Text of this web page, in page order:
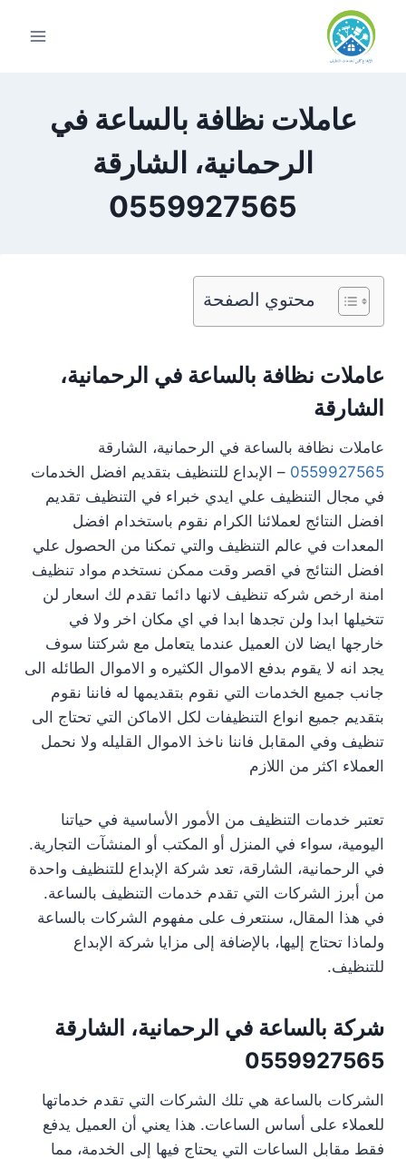
التجاوز
المحتوى
عاملات نظافة بالساعة في
الرحمانية، الشارقة
0559927565
محتوي الصفحة
عاملات نظافة بالساعة في الرحمانية،
الشارقة
عاملات نظافة بالساعة في الرحمانية، الشارقة
0559927565 – الإبداع للتنظيف بتقديم افضل الخدمات
في مجال التنظيف علي ايدي خبراء في التنظيف تقديم
افضل النتائج لعملائنا الكرام نقوم باستخدام افضل
المعدات في عالم التنظيف والتي تمكنا من الحصول علي
افضل النتائج في اقصر وقت ممكن نستخدم مواد تنظيف
امنة ارخص شركه تنظيف لانها دائما تقدم لك اسعار لن
تتخيلها ابدا ولن تجدها ابدا في اي مكان اخر ولا في
خارجها ايضا لان العميل عندما يتعامل مع شركتنا سوف
يجد انه لا يقوم بدفع الاموال الكثيره و الاموال الطائله الى
جانب جميع الخدمات التي نقوم بتقديمها له فاننا نقوم
بتقديم جميع انواع التنظيفات لكل الاماكن التي تحتاج الى
تنظيف وفي المقابل فاننا ناخذ الاموال القليله ولا نحمل
العملاء اكثر من اللازم
تعتبر خدمات التنظيف من الأمور الأساسية في حياتنا
اليومية، سواء في المنزل أو المكتب أو المنشآت التجارية.
في الرحمانية، الشارقة، تعد شركة الإبداع للتنظيف واحدة
من أبرز الشركات التي تقدم خدمات التنظيف بالساعة.
في هذا المقال، سنتعرف على مفهوم الشركات بالساعة
ولماذا تحتاج إليها، بالإضافة إلى مزايا شركة الإبداع
للتنظيف.
شركة بالساعة في الرحمانية، الشارقة
0559927565
الشركات بالساعة هي تلك الشركات التي تقدم خدماتها
للعملاء على أساس الساعات. هذا يعني أن العميل يدفع
فقط مقابل الساعات التي يحتاج فيها إلى الخدمة، مما